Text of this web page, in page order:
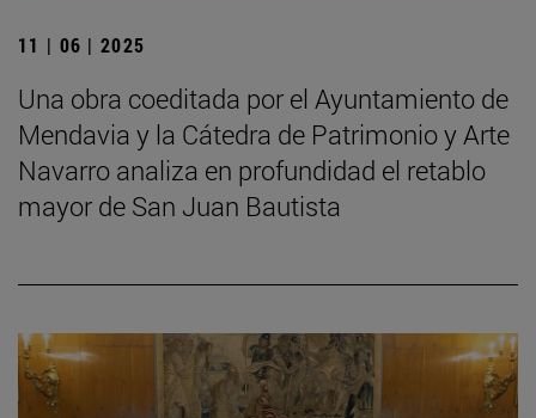
11 | 06 | 2025
Una obra coeditada por el Ayuntamiento de
Mendavia y la Cátedra de Patrimonio y Arte
Navarro analiza en profundidad el retablo
mayor de San Juan Bautista